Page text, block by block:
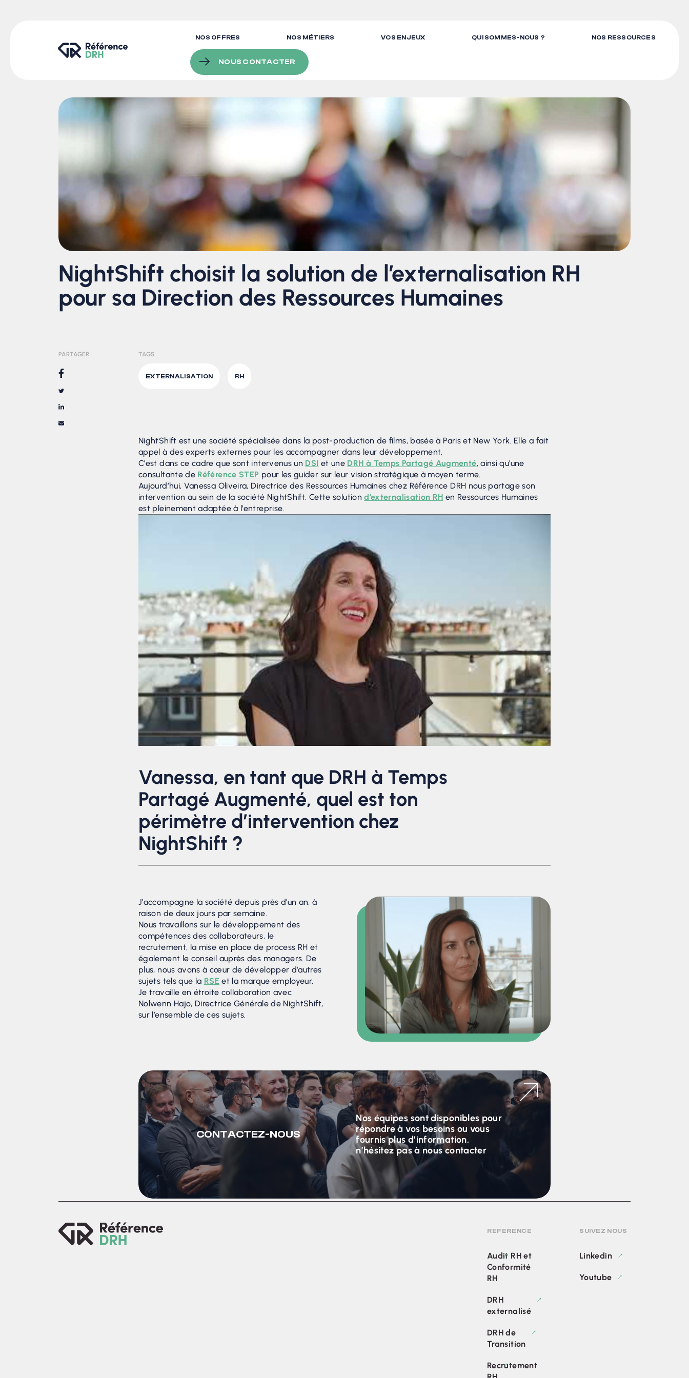
NOS OFFRES NOS MÉTIERS VOS ENJEUX QUI SOMMES-NOUS ? NOS RESSOURCES
NOUS CONTACTER
NightShift choisit la solution de l’externalisation RH
pour sa Direction des Ressources Humaines
PARTAGER TAGS
EXTERNALISATION RH
NightShift est une société spécialisée dans la post-production de films, basée à Paris et New York. Elle a fait
appel à des experts externes pour les accompagner dans leur développement.
C’est dans ce cadre que sont intervenus un DSI et une DRH à Temps Partagé Augmenté, ainsi qu’une
consultante de Référence STEP pour les guider sur leur vision stratégique à moyen terme.
Aujourd’hui, Vanessa Oliveira, Directrice des Ressources Humaines chez Référence DRH nous partage son
intervention au sein de la société NightShift. Cette solutiond’externalisation RH en Ressources Humaines
est pleinement adaptée à l’entreprise.
Vanessa, en tant que DRH à Temps
Partagé Augmenté, quel est ton
périmètre d’intervention chez
NightShift ?
J’accompagne la société depuis près d’un an, à
raison de deux jours par semaine.
Nous travaillons sur le développement des
compétences des collaborateurs, le
recrutement, la mise en place de process RH et
également le conseil auprès des managers. De
plus, nous avons à cœur de développer d’autres
sujets tels que la RSE et la marque employeur.
Je travaille en étroite collaboration avec
Nolwenn Hajo, Directrice Générale de NightShift,
sur l’ensemble de ces sujets.
CONTACTEZ-NOUS
Nos équipes sont disponibles pour
répondre à vos besoins ou vous
fournis plus d’information,
n’hésitez pas à nous contacter
REFERENCE
Audit RH et
Conformité
RH
DRH
externalisé
DRH de
Transition
Recrutement
SUIVEZ NOUS
Linkedin
Youtube